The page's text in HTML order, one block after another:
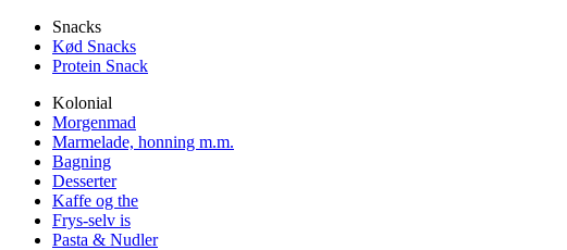
Snacks
Kød Snacks
Protein Snack
Kolonial
Morgenmad
Marmelade, honning m.m.
Bagning
Desserter
Kaffe og the
Frys-selv is
Pasta & Nudler